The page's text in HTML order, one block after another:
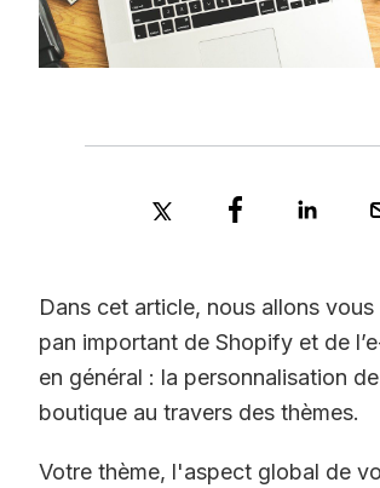
Dans cet article, nous allons vous
pan important de Shopify et de
en général : la personnalisation
boutique au travers des thèmes.
Votre thème, l'aspect global de